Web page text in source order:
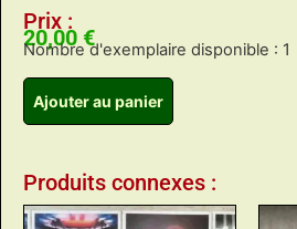
Prix :
20,00 €
Nombre d'exemplaire disponible : 1
Ajouter au panier
Produits connexes :